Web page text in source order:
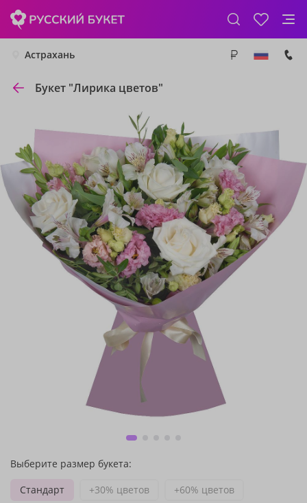
Астрахань
Букет "Лирика цветов"
Выберите размер букета:
Стандарт
+30% цветов +60% цветов